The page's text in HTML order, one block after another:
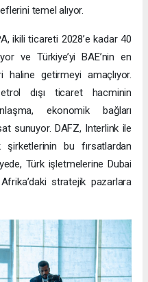
temel alıyor.
ikili ticareti 2028’e kadar 40
ve Türkiye’yi BAE’nin en
getirmeyi amaçlıyor.
dışı ticaret hacminin
ekonomik bağları
sunuyor. DAFZ, Interlink ile
şirketlerinin bu fırsatlardan
Türk işletmelerine Dubai
stratejik pazarlara